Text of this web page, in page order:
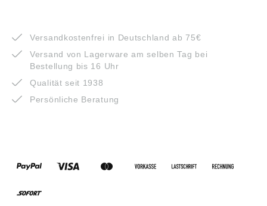
Versandkostenfrei in Deutschland ab 75€
Versand von Lagerware am selben Tag bei
Bestellung bis 16 Uhr
Qualität seit 1938
Persönliche Beratung